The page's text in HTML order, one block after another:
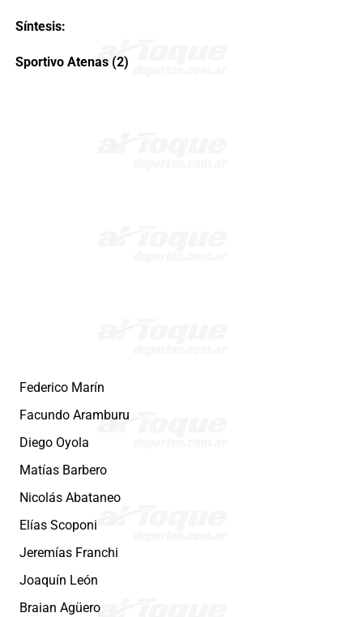
Síntesis:
Sportivo Atenas (2)
Federico Marín
Facundo Aramburu
Diego Oyola
Matías Barbero
Nicolás Abataneo
Elías Scoponi
Jeremías Franchi
Joaquín León
Braian Agüero